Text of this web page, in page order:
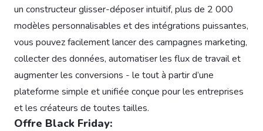
un constructeur glisser-déposer intuitif, plus de 2 000
modèles personnalisables et des intégrations puissantes,
vous pouvez facilement lancer des campagnes marketing,
collecter des données, automatiser les flux de travail et
augmenter les conversions - le tout à partir d’une
plateforme simple et unifiée conçue pour les entreprises
et les créateurs de toutes tailles.
Offre Black Friday: